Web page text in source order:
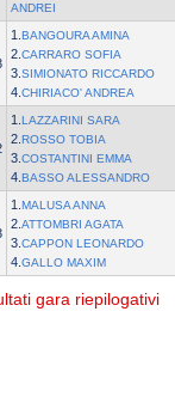
ANDREI
1. BANGOURA AMINA
2. CARRARO SOFIA
3. SIMIONATO RICCARDO
4. CHIRIACO' ANDREA
1. LAZZARINI SARA
2. ROSSO TOBIA
3. COSTANTINI EMMA
4. BASSO ALESSANDRO
1. MALUSA ANNA
2. ATTOMBRI AGATA
3. CAPPON LEONARDO
4. GALLO MAXIM
gara riepilogativi